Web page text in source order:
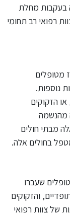
בעקבות מחלת
רפואי רב תחומי
מטופלים
נוספות.
הזקוקים
מהנשמה
מבתי חולים
בחולים אלה.
שעברו
והזקוקים
של צוות רפואי